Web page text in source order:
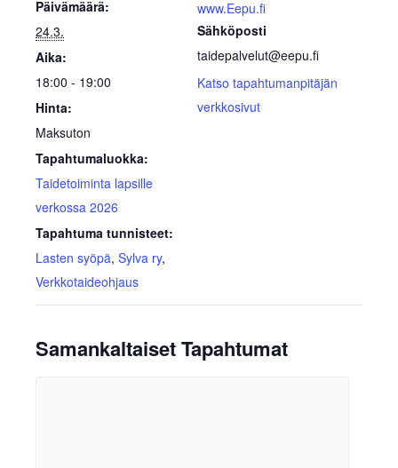
Päivämäärä:
24.3.
Aika:
18:00 - 19:00
Hinta:
Maksuton
Tapahtumaluokka:
Taidetoiminta lapsille
verkossa 2026
Tapahtuma tunnisteet:
Lasten syöpä, Sylva ry,
Verkkotaideohjaus
www.Eepu.fi
Sähköposti
taidepalvelut@eepu.fi
Katso tapahtumanpitäjän
verkkosivut
Samankaltaiset Tapahtumat